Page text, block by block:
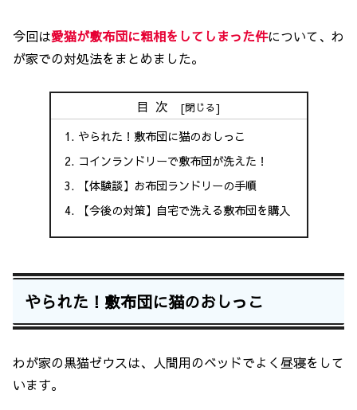
今回は愛猫が敷布団に粗相をしてしまった件について、わ
が家での対処法をまとめました。
目次
やられた！敷布団に猫のおしっこ
コインランドリーで敷布団が洗えた！
【体験談】お布団ランドリーの手順
【今後の対策】自宅で洗える敷布団を購入
やられた！敷布団に猫のおしっこ
わが家の黒猫ゼウスは、人間用のベッドでよく昼寝をして
います。